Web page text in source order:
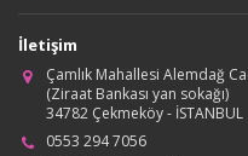
İletişim
Çamlık Mahallesi Alemdağ
(Ziraat Bankası yan sokağı)
34782 Çekmeköy - İSTANBUL
0553 294 7056